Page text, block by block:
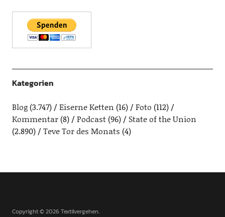
Kategorien
Blog(3.747) Eiserne Ketten (16) Foto (112)
Kommentar(8) Podcast(96)
State of the Union
(2.890)
Teve Tor des Monats (4)
Copyright © 2026 Textilvergehen